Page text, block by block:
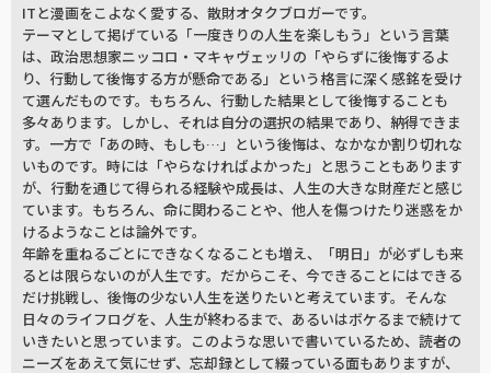
ITと漫画をこよなく愛する、散財オタクブロガーです。
テーマとして掲げている「一度きりの人生を楽しもう」という言葉
は、政治思想家ニッコロ・マキャヴェッリの「やらずに後悔するよ
り、行動して後悔する方が懸命である」という格言に深く感銘を受け
て選んだものです。もちろん、行動した結果として後悔することも
多々あります。しかし、それは自分の選択の結果であり、納得できま
す。一方で「あの時、もしも…」という後悔は、なかなか割り切れな
いものです。時には「やらなければよかった」と思うこともあります
が、行動を通じて得られる経験や成長は、人生の大きな財産だと感じ
ています。もちろん、命に関わることや、他人を傷つけたり迷惑をか
けるようなことは論外です。
年齢を重ねるごとにできなくなることも増え、「明日」が必ずしも来
るとは限らないのが人生です。だからこそ、今できることにはできる
だけ挑戦し、後悔の少ない人生を送りたいと考えています。そんな
日々のライフログを、人生が終わるまで、あるいはボケるまで続けて
いきたいと思っています。このような思いで書いているため、読者の
ニーズをあえて気にせず、忘却録として綴っている面もありますが、